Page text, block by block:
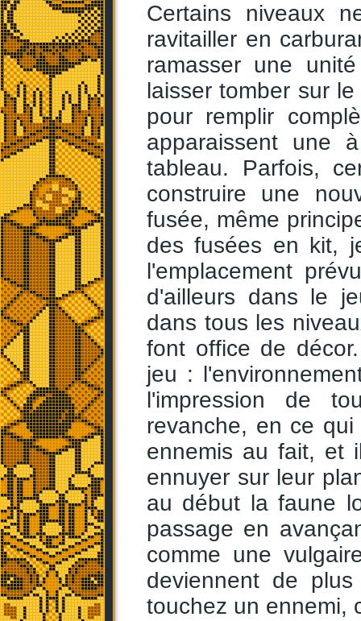
Certains niveaux
ravitailler en
ramasser une
laisser tomber sur
pour remplir
apparaissent une
tableau. Parfois,
construire une
fusée, même
des fusées en kit,
l'emplacement
d'ailleurs dans le
dans tous les
font office de
jeu :
l'impression de
revanche, en ce
ennemis au fait, et
ennuyer sur leur
au début la faune
passage en
comme une
deviennent de
touchez un ennemi,